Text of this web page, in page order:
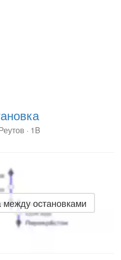
· 1B
остановками